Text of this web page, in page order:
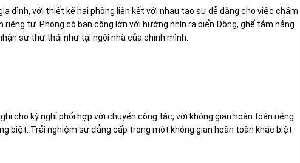
đình, với thiết kế hai phòng liên kết với nhau tạo sự dễ dàng cho việc chăm
tư. Phòng có ban công lớn với hướng nhìn ra biển Đông, ghế tắm nắng
sự thư thái như tại ngôi nhà của chính mình.
cho kỳ nghỉ phối hợp với chuyến công tác, với không gian hoàn toàn riêng
biệt. Trải nghiệm sự đẳng cấp trong một không gian hoàn toàn khác biệt.